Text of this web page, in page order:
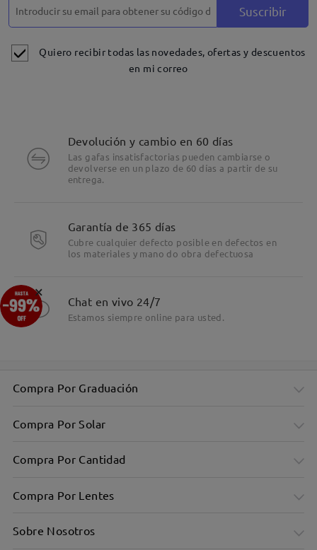
Detalles
Montura básica y versátil para el día a día
Suscribir
Quiero recibir todas las novedades, ofertas y descuentos
en mi correo
Devolución y cambio en 60 días
Las gafas insatisfactorias pueden cambiarse o
devolverse en un plazo de 60 días a partir de su
entrega.
Garantía de 365 días
Cubre cualquier defecto posible en defectos en
los materiales y mano do obra defectuosa
Chat en vivo 24/7
Estamos siempre online para usted.
Compra Por Graduación
Compra Por Solar
Compra Por Cantidad
Compra Por Lentes
Sobre Nosotros
×